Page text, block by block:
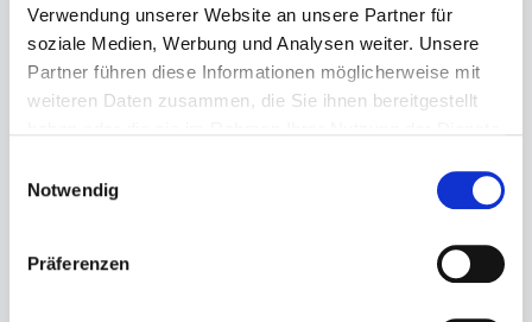
Verwendung unserer Website an unsere Partner für
soziale Medien, Werbung und Analysen weiter. Unsere
Partner führen diese Informationen möglicherweise mit
weiteren Daten zusammen, die Sie ihnen bereitgestellt
Notwendig
Präferenzen
Preise inkl. MwSt. zzgl. Versandkosten
Sofort verfügbar, Lieferzeit: 1-3 Tage
Produkt Anzahl: Gib den gewünschten Wert ein